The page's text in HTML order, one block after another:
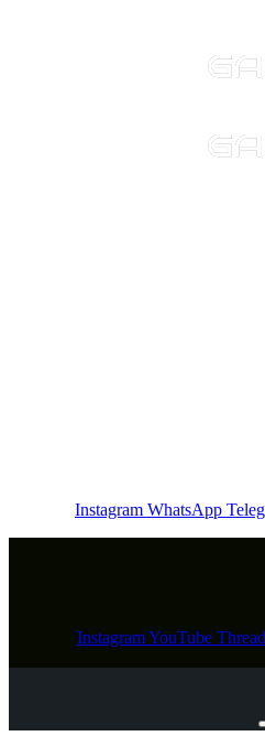
Instagram WhatsApp
InstagramYouTube